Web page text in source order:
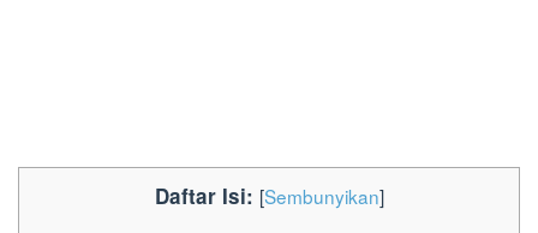
Daftar Isi: [Sembunyikan]